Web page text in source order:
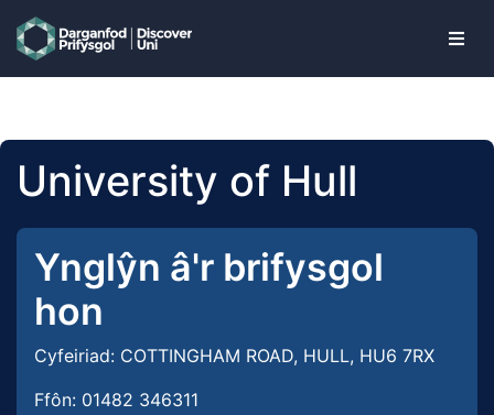
skip to main content
University of Hull
Ynglŷn â'r brifysgol
hon
Cyfeiriad: COTTINGHAM ROAD, HULL, HU6 7RX
Ffôn: 01482 346311